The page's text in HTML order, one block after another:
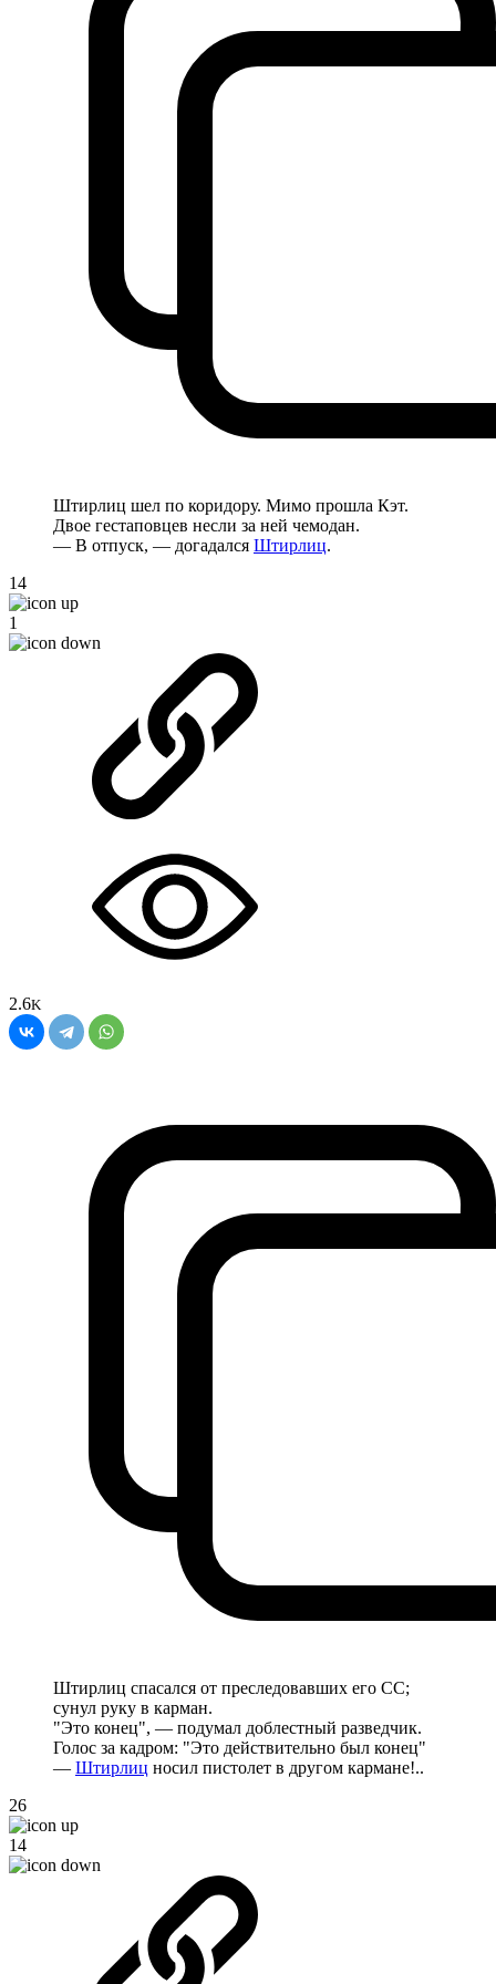
Штирлиц шел по коридору. Мимо прошла Кэт.
Двое гестаповцев несли за ней чемодан.
— В отпуск, — догадался Штирлиц.
14
1
2.6K
Штирлиц спасался от преследовавших его СС;
сунул руку в карман.
"Это конец", — подумал доблестный разведчик.
Голос за кадром: "Это действительно был конец"
— Штирлиц носил пистолет в другом кармане!..
26
14